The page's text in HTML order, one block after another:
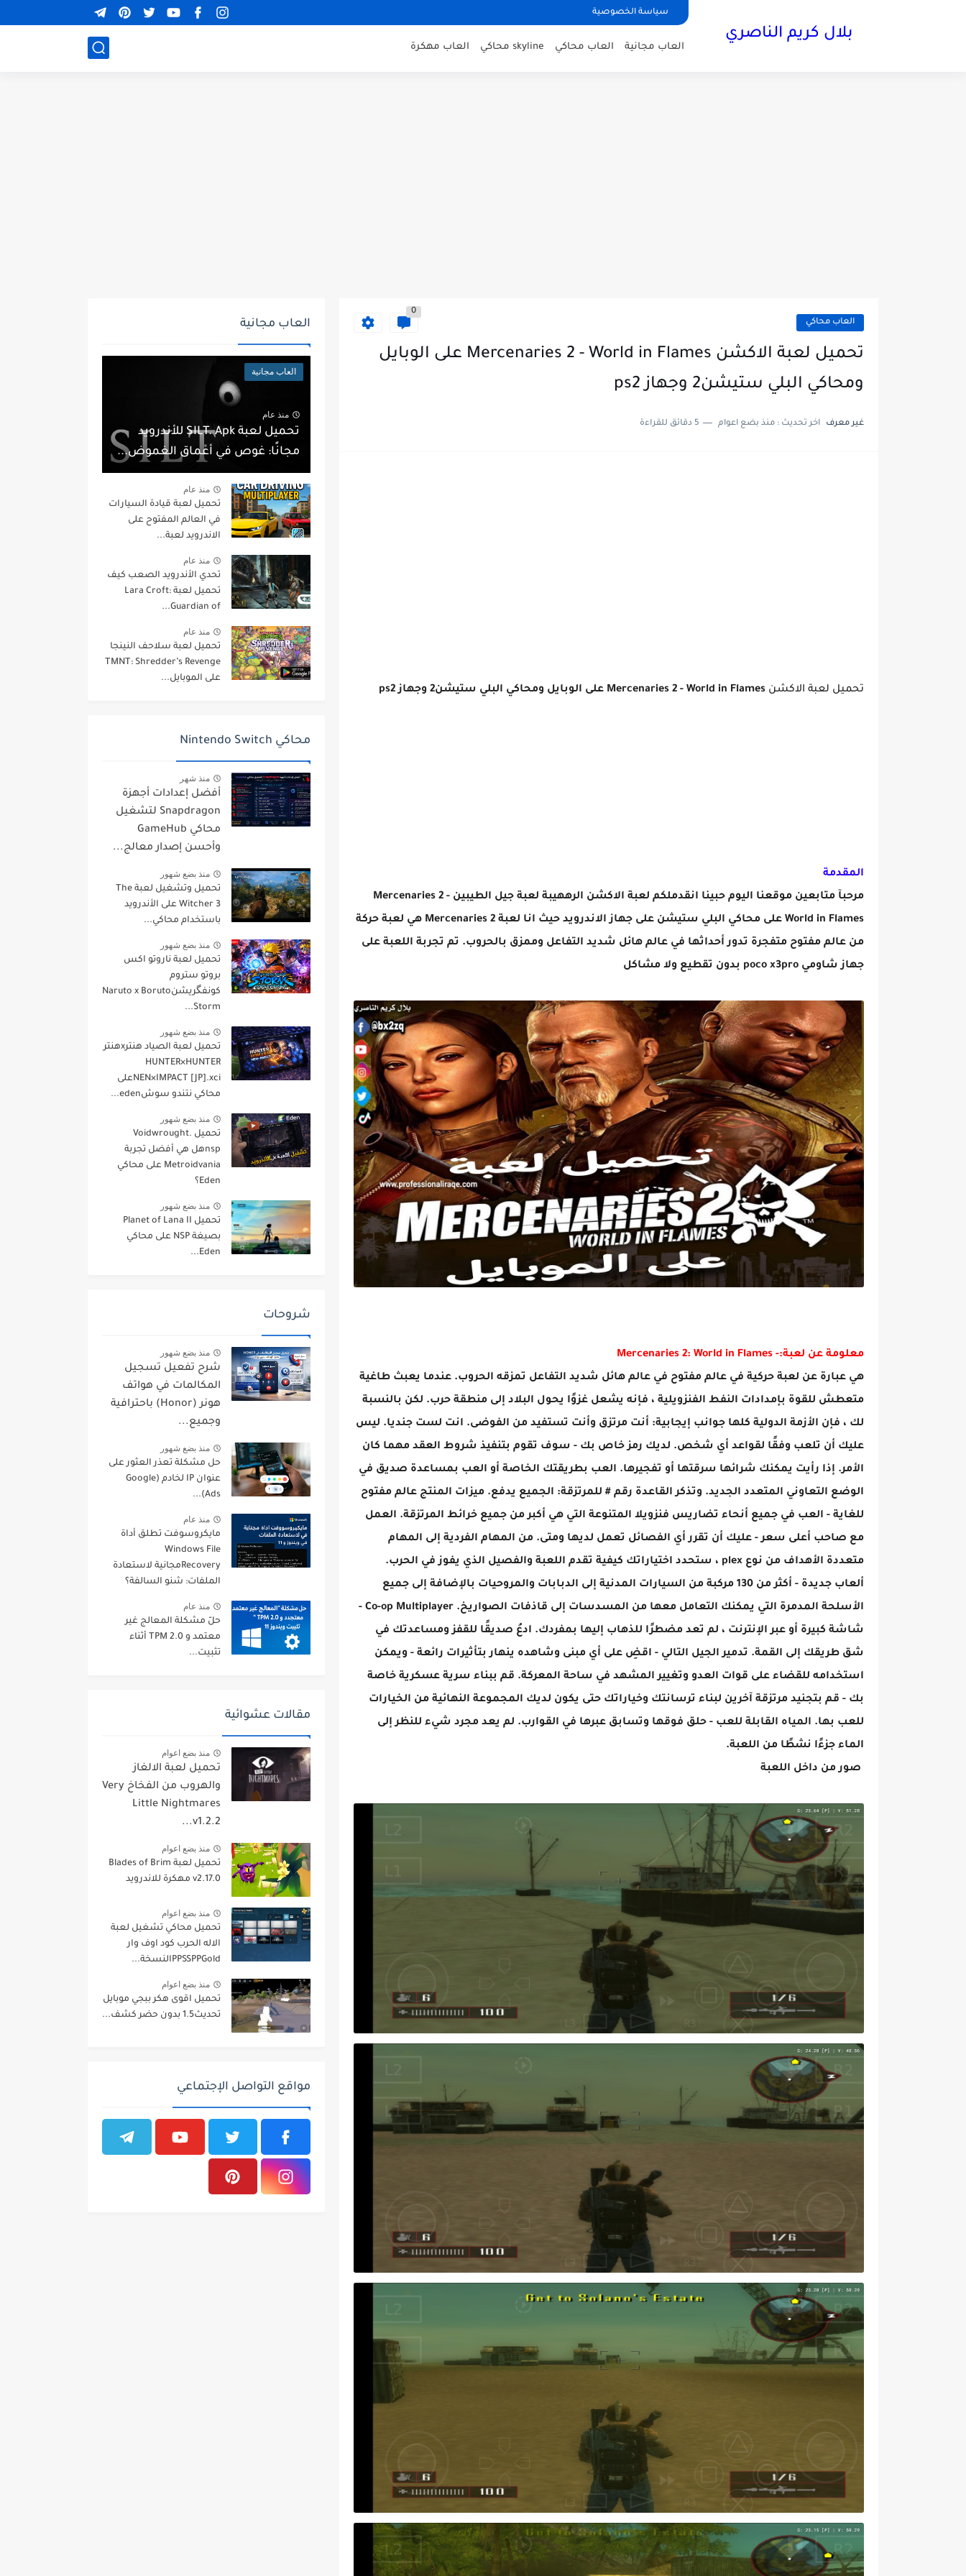
سياسة الخصوصية
بلال كريم الناصري
العاب مجانية العاب محاكي skyline محاكي العاب مهكرة
العاب محاكي
0
تحميل لعبة الاكشن Mercenaries 2 - World in Flames على الوبايل
ومحاكي البلي ستيشن2 وجهاز ps2
غير معرف اخر تحديث : منذ بضع اعوام 5 دقائق للقراءة
تحميل لعبة الاكشن Mercenaries 2 - World in Flames على الوبايل ومحاكي البلي ستيشن2 وجهاز ps2
المقدمة
مرحبآ متابعين موقعنا اليوم حبينا انقدملكم لعبة الاكشن الرههيبة لعبة جيل الطيبين Mercenaries 2 -
World in Flames على محاكي البلي ستيشن على جهاز الاندرويد حيث انا لعبة Mercenaries 2 هي لعبة حركة
من عالم مفتوح متفجرة تدور أحداثها في عالم هائل شديد التفاعل وممزق بالحروب. تم تجربة اللعبة على
جهاز شاومي poco x3pro بدون تقطيع ولا مشاكل
معلومة عن لعبة:- Mercenaries 2: World in Flames
هي عبارة عن لعبة حركية في عالم مفتوح في عالم هائل شديد التفاعل تمزقه الحروب. عندما يعبث طاغية
متعطش للقوة بإمدادات النفط الفنزويلية ، فإنه يشعل غزوًا يحول البلاد إلى منطقة حرب. لكن بالنسبة
لك ، فإن الأزمة الدولية كلها جوانب إيجابية: أنت مرتزق وأنت تستفيد من الفوضى. انت لست جنديا. ليس
عليك أن تلعب وفقًا لقواعد أي شخص. لديك رمز خاص بك - سوف تقوم بتنفيذ شروط العقد مهما كان
الأمر. إذا رأيت يمكنك شرائها سرقتها أو تفجيرها. العب بطريقتك الخاصة أو العب بمساعدة صديق في
الوضع التعاوني المتعدد الجديد. وتذكر القاعدة رقم # للمرتزقة: الجميع يدفع. ميزات المنتج عالم مفتوح
للغاية - العب في جميع أنحاء تضاريس فنزويلا المتنوعة التي هي أكبر من جميع خرائط المرتزقة. العمل
مع صاحب أعلى سعر - عليك أن تقرر أي الفصائل تعمل لديها ومتى. من المهام الفردية إلى المهام
متعددة الأهداف من نوع plex ، ستحدد اختياراتك كيفية تقدم اللعبة والفصيل الذي يفوز في الحرب.
ألعاب جديدة - أكثر من 130 مركبة من السيارات المدنية إلى الدبابات والمروحيات بالإضافة إلى جميع
الأسلحة المدمرة التي يمكنك التعامل معها من المسدسات إلى قاذفات الصواريخ. Co-op Multiplayer -
شاشة كبيرة أو عبر الإنترنت ، لم تعد مضطرًا للذهاب إليها بمفردك. ادعُ صديقًا للقفز ومساعدتك في
شق طريقك إلى القمة. تدمير الجيل التالي - اقضِ على أي مبنى وشاهده ينهار بتأثيرات رائعة - ويمكن
استخدامه للقضاء على قوات العدو وتغيير المشهد في ساحة المعركة. قم ببناء سرية عسكرية خاصة
بك - قم بتجنيد مرتزقة آخرين لبناء ترسانتك وخياراتك حتى يكون لديك المجموعة النهائية من الخيارات
للعب بها. المياه القابلة للعب - حلق فوقها وتسابق عبرها في القوارب. لم يعد مجرد شيء للنظر إلى
الماء جزءًا نشطًا من اللعبة.
صور من داخل اللعبة
العاب مجانية
العاب مجانية
منذ عام
تحميل لعبة SILT. Apk للأندرويد
مجانًا: غوص في أعماق الغموض...
منذ عام
تحميل لعبة قيادة السيارات
في العالم المفتوح على
الاندرويد لعبة...
منذ عام
تحدي الأندرويد الصعب كيف
تحميل لعبة Lara Croft:
Guardian of...
منذ عام
تحميل لعبة سلاحف النينجا
TMNT: Shredder’s Revenge
على الموبايل...
محاكي Nintendo Switch
منذ شهر
أفضل إعدادات أجهزة
Snapdragon لتشغيل
محاكي GameHub
وأحسن إصدار معالج...
منذ بضع شهور
تحميل وتشغيل لعبة The
Witcher 3 على الأندرويد
باستخدام محاكي...
منذ بضع شهور
تحميل لعبة ناروتو اكس
بروتو ستروم
كونفگريشنNaruto x Boruto
Storm...
منذ بضع شهور
تحميل لعبة الصياد هنترxهنتر
HUNTER×HUNTER
NEN×IMPACT [JP].xciعلى
محاكي نتندو سوشeden...
منذ بضع شهور
تحميل Voidwrought.
nspهل هي أفضل تجربة
Metroidvania على محاكي
Eden؟
منذ بضع شهور
تحميل Planet of Lana II
بصيغة NSP على محاكي
Eden...
شروحات
منذ بضع شهور
شرح تفعيل تسجيل
المكالمات في هواتف
هونر (Honor) باحترافية
وجميع...
منذ بضع شهور
حل مشكلة تعذر العثور على
عنوان IP لخادم (Google
Ads)...
منذ عام
مايكروسوفت تطلق أداة
Windows File
Recoveryمجانية لاستعادة
الملفات: شنو السالفة؟
منذ عام
حلّ مشكلة المعالج غير
معتمد و TPM 2.0 أثناء
تثبيت...
مقالات عشوائية
منذ بضع اعوام
تحميل لعبة الالغاز
والهروب من الفخاخ ‏Very
Little Nightmares
v1.2.2...
منذ بضع اعوام
تحميل لعبة ‏Blades of Brim
v2.17.0 مهكرة للاندرويد ‏
منذ بضع اعوام
تحميل محاكي تشغيل لعبة
الاله الحرب كود اوف وار
منذ بضع اعوام
تحميل اقوى هكر ببجي موبايل
تحديث1.5 بدون حضر كشف...
مواقع التواصل الإجتماعي